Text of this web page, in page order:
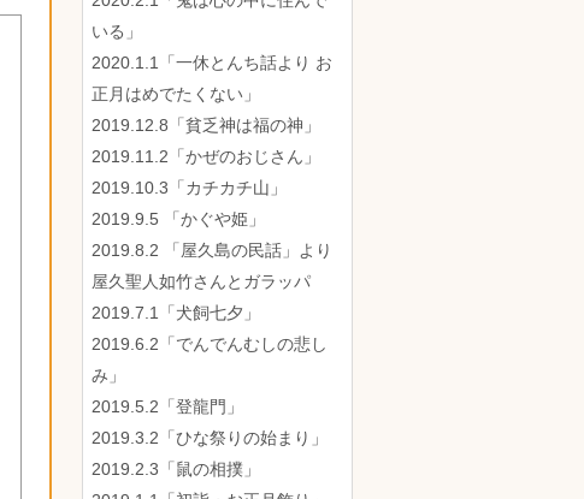
いる」
2020.1.1「一休とんち話より お
正月はめでたくない」
2019.12.8「貧乏神は福の神」
2019.11.2「かぜのおじさん」
2019.10.3「カチカチ山」
2019.9.5 「かぐや姫」
2019.8.2 「屋久島の民話」より
屋久聖人如竹さんとガラッパ
2019.7.1「犬飼七夕」
2019.6.2「でんでんむしの悲し
み」
2019.5.2「登龍門」
2019.3.2「ひな祭りの始まり」
2019.2.3「鼠の相撲」